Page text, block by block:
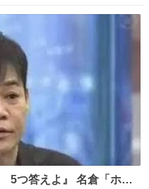
よ』 名倉「ホン